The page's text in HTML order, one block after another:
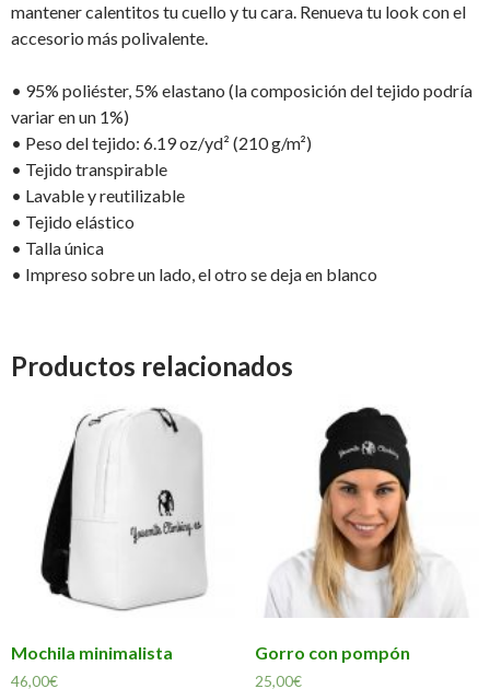
mantener calentitos tu cuello y tu cara. Renueva tu look con el
accesorio más polivalente.
• 95% poliéster, 5% elastano (la composición del tejido podría
variar en un 1%)
• Peso del tejido: 6.19 oz/yd² (210 g/m²)
• Tejido transpirable
• Lavable y reutilizable
• Tejido elástico
• Talla única
• Impreso sobre un lado, el otro se deja en blanco
Productos relacionados
Mochila minimalista
46,00€
Gorro con pompón
25,00€